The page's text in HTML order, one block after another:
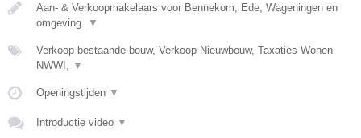
Aan- & Verkoopmakelaars voor Bennekom, Ede, Wageningen en
omgeving.
▼
Verkoop bestaande bouw, Verkoop Nieuwbouw, Taxaties Wonen
NWWI,
▼
Openingstijden ▼
Introductie video ▼